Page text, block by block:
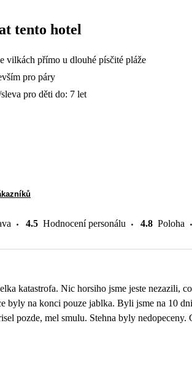
tento hotel
vilkách přímo u dlouhé písčité pláže
pro páry
pro děti do: 7 let
4.5 Hodnocení personálu 4.8 Poloha
katastrofa. Nic horsiho jsme jeste nezazili,
Byli jsme na 10 dni a ryba byla 2x. Na hotel jsme prijeli ve 14.30 hod, nedostali jsme vubec zadne jidlo,
pozde, mel smulu. Stehna byly